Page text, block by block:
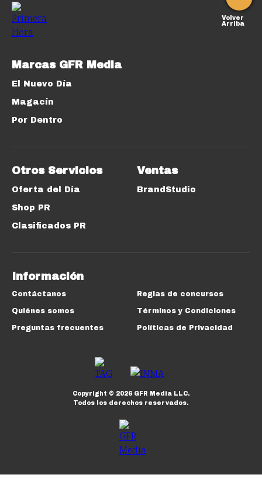
Volver
Arriba
Marcas GFR Media
El Nuevo Día
Magacín
Por Dentro
Otros Servicios
Oferta del Día
Shop PR
Clasificados PR
Ventas
BrandStudio
Información
Contáctanos
Quiénes somos
Preguntas frecuentes
Reglas de concursos
Términos y Condiciones
Políticas de Privacidad
Copyright © 2026GFR Media LLC.
Todos los derechos reservados.